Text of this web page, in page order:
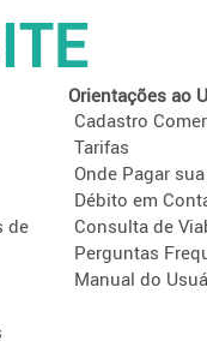
de
Orientações ao
Cadastro
Tarifas
Onde Pagar
Débito em
Consulta de
Perguntas
Manual do